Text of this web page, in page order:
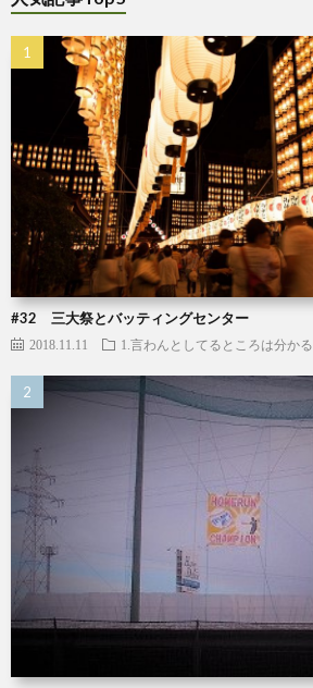
#32 三大祭とバッティングセンター
2018.11.11 1.言わんとしてるところは分かる